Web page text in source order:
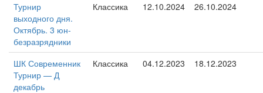
Турнир
выходного дня.
Октябрь. 3 юн-
безразрядники
Классика 12.10.2024 26.10.2024
ШК Современник
Турнир — Д
декабрь
Классика 04.12.2023 18.12.2023